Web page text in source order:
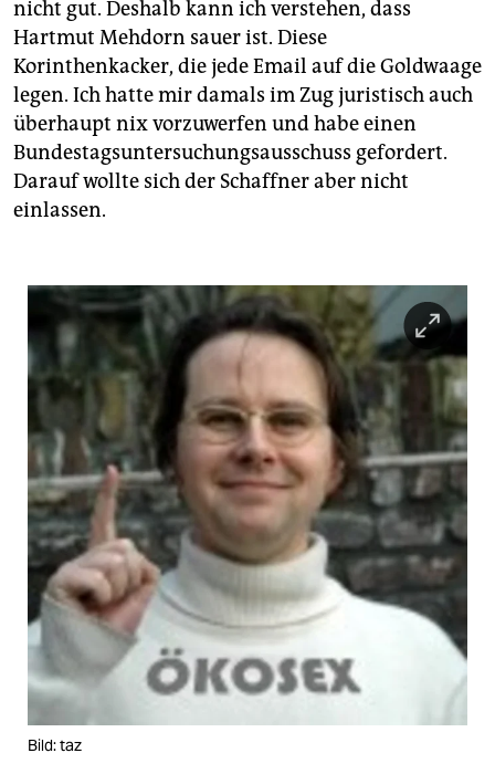
epaper login
nicht gut. Deshalb kann ich verstehen, dass
Hartmut Mehdorn sauer ist. Diese
Korinthenkacker, die jede Email auf die Goldwaage
legen. Ich hatte mir damals im Zug juristisch auch
überhaupt nix vorzuwerfen und habe einen
Bundestagsuntersuchungsausschuss gefordert.
Darauf wollte sich der Schaffner aber nicht
einlassen.
Bild: taz